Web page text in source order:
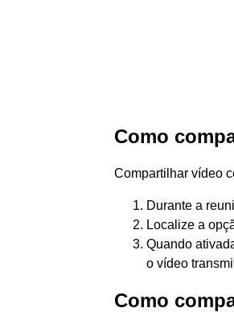
Como
Compartilhar vídeo
Durante a
Localize a
Quando
o vídeo
Como